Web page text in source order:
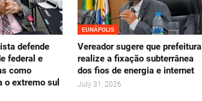
defende
federal e
como
o extremo sul
EUNÁPOLIS
Vereador sugere que prefeitura
realize a fixação subterrânea
dos fios de energia e internet
July 31, 2026